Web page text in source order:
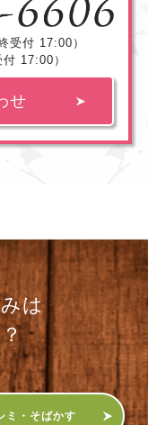
受付 17:00）
17:00）
せ
は
ミ・そばかす